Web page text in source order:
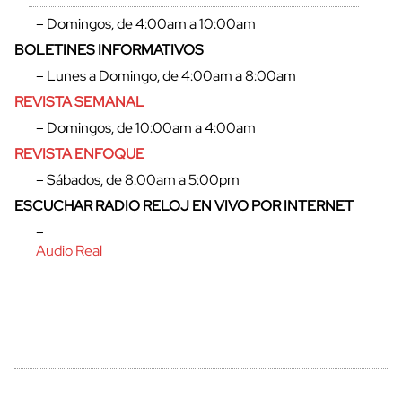
cerrar
– Domingos, de 4:00am a 10:00am
BOLETINES INFORMATIVOS
– Lunes a Domingo, de 4:00am a 8:00am
REVISTA SEMANAL
– Domingos, de 10:00am a 4:00am
REVISTA ENFOQUE
– Sábados, de 8:00am a 5:00pm
ESCUCHAR RADIO RELOJ EN VIVO POR INTERNET
–
Audio Real